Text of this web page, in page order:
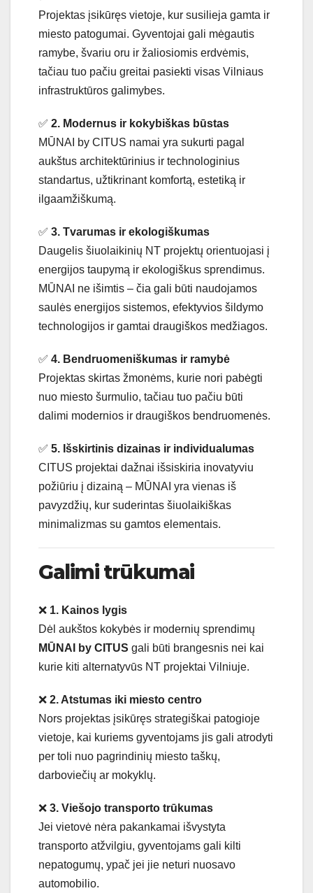
Projektas įsikūręs vietoje, kur susilieja gamta ir
miesto patogumai. Gyventojai gali mėgautis
ramybe, švariu oru ir žaliosiomis erdvėmis,
tačiau tuo pačiu greitai pasiekti visas Vilniaus
infrastruktūros galimybes.
✅ 2. Modernus ir kokybiškas būstas
MŪNAI by CITUS namai yra sukurti pagal
aukštus architektūrinius ir technologinius
standartus, užtikrinant komfortą, estetiką ir
ilgaamžiškumą.
✅ 3. Tvarumas ir ekologiškumas
Daugelis šiuolaikinių NT projektų orientuojasi į
energijos taupymą ir ekologiškus sprendimus.
MŪNAI ne išimtis – čia gali būti naudojamos
saulės energijos sistemos, efektyvios šildymo
technologijos ir gamtai draugiškos medžiagos.
✅ 4. Bendruomeniškumas ir ramybė
Projektas skirtas žmonėms, kurie nori pabėgti
nuo miesto šurmulio, tačiau tuo pačiu būti
dalimi modernios ir draugiškos bendruomenės.
✅ 5. Išskirtinis dizainas ir individualumas
CITUS projektai dažnai išsiskiria inovatyviu
požiūriu į dizainą – MŪNAI yra vienas iš
pavyzdžių, kur suderintas šiuolaikiškas
minimalizmas su gamtos elementais.
Galimi trūkumai
❌ 1. Kainos lygis
Dėl aukštos kokybės ir modernių sprendimų
MŪNAI by CITUS gali būti brangesnis nei kai
kurie kiti alternatyvūs NT projektai Vilniuje.
❌ 2. Atstumas iki miesto centro
Nors projektas įsikūręs strategiškai patogioje
vietoje, kai kuriems gyventojams jis gali atrodyti
per toli nuo pagrindinių miesto taškų,
darboviečių ar mokyklų.
❌ 3. Viešojo transporto trūkumas
Jei vietovė nėra pakankamai išvystyta
transporto atžvilgiu, gyventojams gali kilti
nepatogumų, ypač jei jie neturi nuosavo
automobilio.